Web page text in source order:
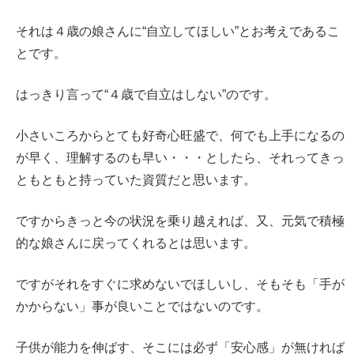
それは４歳の娘さんに“自立してほしい”とお考えであるこ
とです。
はっきり言って“４歳で自立はしない”のです。
小さいころからとても好奇心旺盛で、何でも上手になるの
が早く、理解するのも早い・・・としたら、それってきっ
ともともと持っていた資質だと思います。
ですからきっと今の状況を乗り越えれば、又、元気で積極
的な娘さんに戻ってくれるとは思います。
ですがそれをすぐに求めないでほしいし、そもそも「手が
かからない」事が良いことではないのです。
子供が能力を伸ばす、そこには必ず「安心感」が無ければ